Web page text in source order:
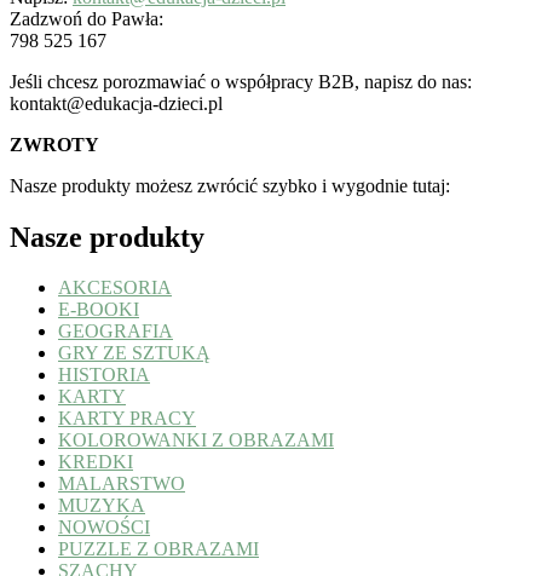
Zadzwoń do Pawła:
798 525 167
Jeśli chcesz porozmawiać o współpracy B2B, napisz do nas:
kontakt@edukacja-dzieci.pl
ZWROTY
Nasze produkty możesz zwrócić szybko i wygodnie tutaj:
Nasze produkty
AKCESORIA
E-BOOKI
GEOGRAFIA
GRY ZE SZTUKĄ
HISTORIA
KARTY
KARTY PRACY
KOLOROWANKI Z OBRAZAMI
KREDKI
MALARSTWO
MUZYKA
NOWOŚCI
PUZZLE Z OBRAZAMI
SZACHY